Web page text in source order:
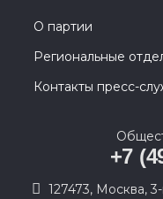
О партии
Региональные
Контакты пресс-
+7
127473, Москва,